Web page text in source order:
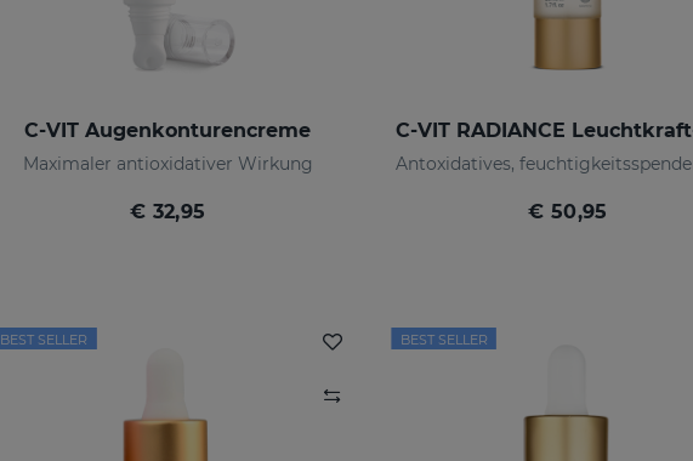
C-VIT Augenkonturencreme
Maximaler antioxidativer Wirkung
€ 32,95 € 50,95
BEST SELLER BEST SELLER